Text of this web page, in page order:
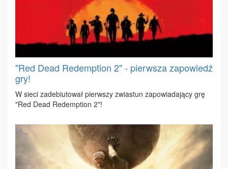
"Red Dead Redemption 2" - pierwsza zapowiedź
gry!
W sie­ci za­de­biu­to­wał pierw­szy zwia­stun za­po­wia­da­ją­cy grę
"Red De­ad Re­demp­tion 2"!